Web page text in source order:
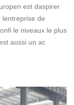
est daspirer
lentreprise de
le niveaux le plus
aussi un ac